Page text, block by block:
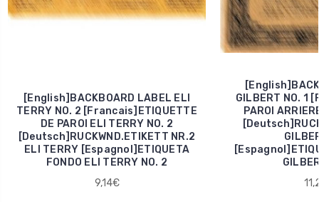
[English]BACKBOARD LABEL ELI
TERRY NO. 2 [Francais]ETIQUETTE
DE PAROI ELI TERRY NO. 2
[Deutsch]RUCKWND.ETIKETT NR.2
ELI TERRY [Espagnol]ETIQUETA
FONDO ELI TERRY NO. 2
9,14€
GILBERT NO. 1
PAROI